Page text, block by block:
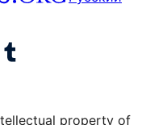
канал YouTube
Посетите нашу учётную запись в Tumblr
property of